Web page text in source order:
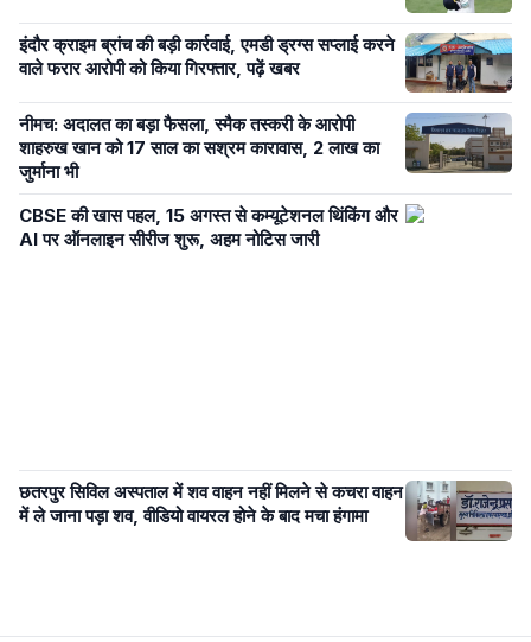
इंदौर क्राइम ब्रांच की बड़ी कार्रवाई, एमडी ड्रग्स सप्लाई करने
वाले फरार आरोपी को किया गिरफ्तार, पढ़ें खबर
नीमच: अदालत का बड़ा फैसला, स्मैक तस्करी के आरोपी
शाहरुख खान को 17 साल का सश्रम कारावास, 2 लाख का
जुर्माना भी
CBSE की खास पहल, 15 अगस्त से कम्यूटेशनल थिंकिंग और
AI पर ऑनलाइन सीरीज शुरू, अहम नोटिस जारी
छतरपुर सिविल अस्पताल में शव वाहन नहीं मिलने से कचरा वाहन
में ले जाना पड़ा शव, वीडियो वायरल होने के बाद मचा हंगामा